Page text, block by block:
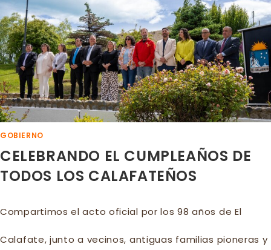
NAVIDAD
GOBIERNO
CELEBRANDO EL CUMPLEAÑOS DE
TODOS LOS CALAFATEÑOS
Compartimos el acto oficial por los 98 años de El
Calafate, junto a vecinos, antiguas familias pioneras y